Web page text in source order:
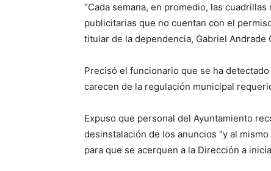
“Cada semana, en promedio, las
publicitarias que no cuentan con el
titular de la dependencia, Gabriel Andrade
Precisó el funcionario que se ha
carecen de la regulación municipal
Expuso que personal del Ayuntamiento
desinstalación de los anuncios “y al
para que se acerquen a la Dirección a